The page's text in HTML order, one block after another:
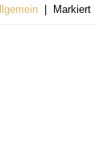
Markiert